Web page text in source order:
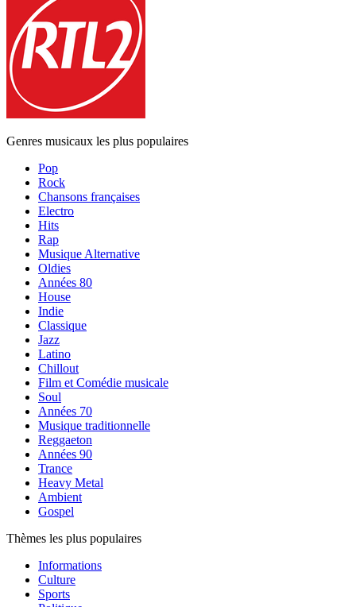
Genres musicaux les plus populaires
Pop
Rock
Chansons françaises
Electro
Hits
Rap
Musique Alternative
Oldies
Années 80
House
Indie
Classique
Jazz
Latino
Chillout
Film et Comédie musicale
Soul
Années 70
Musique traditionnelle
Reggaeton
Années 90
Trance
Heavy Metal
Ambient
Gospel
Thèmes les plus populaires
Informations
Culture
Sports